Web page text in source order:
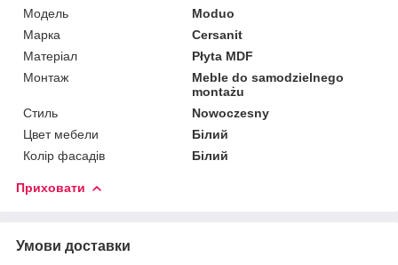
Мoдель
Moduo
Марка
Cersanit
Матеріал
Płyta MDF
Монтаж
Meble do samodzielnego
montażu
Стиль
Nowoczesny
Цвет мебели
Білий
Колір фасадів
Білий
Приховати
Умови доставки